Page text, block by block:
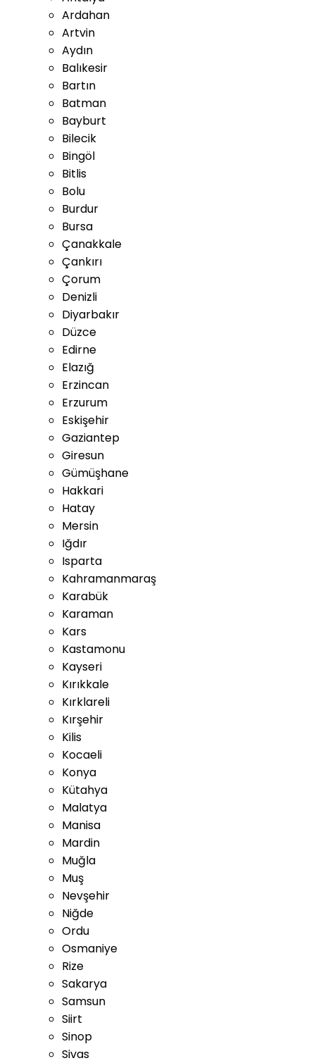
Ardahan
Artvin
Aydın
Balıkesir
Bartın
Batman
Bayburt
Bilecik
Bingöl
Bitlis
Bolu
Burdur
Bursa
Çanakkale
Çankırı
Çorum
Denizli
Diyarbakır
Düzce
Edirne
Elazığ
Erzincan
Erzurum
Eskişehir
Gaziantep
Giresun
Gümüşhane
Hakkari
Hatay
Mersin
Iğdır
Isparta
Kahramanmaraş
Karabük
Karaman
Kars
Kastamonu
Kayseri
Kırıkkale
Kırklareli
Kırşehir
Kilis
Kocaeli
Konya
Kütahya
Malatya
Manisa
Mardin
Muğla
Muş
Nevşehir
Niğde
Ordu
Osmaniye
Rize
Sakarya
Samsun
Siirt
Sinop
Sivas